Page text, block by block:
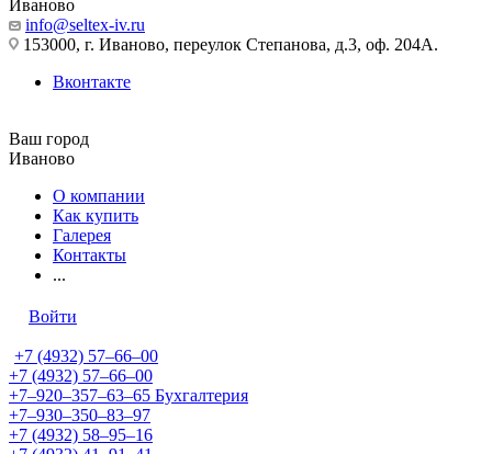
Иваново
info@seltex-iv.ru
153000, г. Иваново, переулок Степанова, д.3, оф. 204А.
Вконтакте
Ваш город
Иваново
О компании
Как купить
Галерея
Контакты
...
Войти
+7 (4932) 57‒66‒00
+7 (4932) 57‒66‒00
+7‒920‒357‒63‒65 Бухгалтерия
+7‒930‒350‒83‒97
+7 (4932) 58‒95‒16